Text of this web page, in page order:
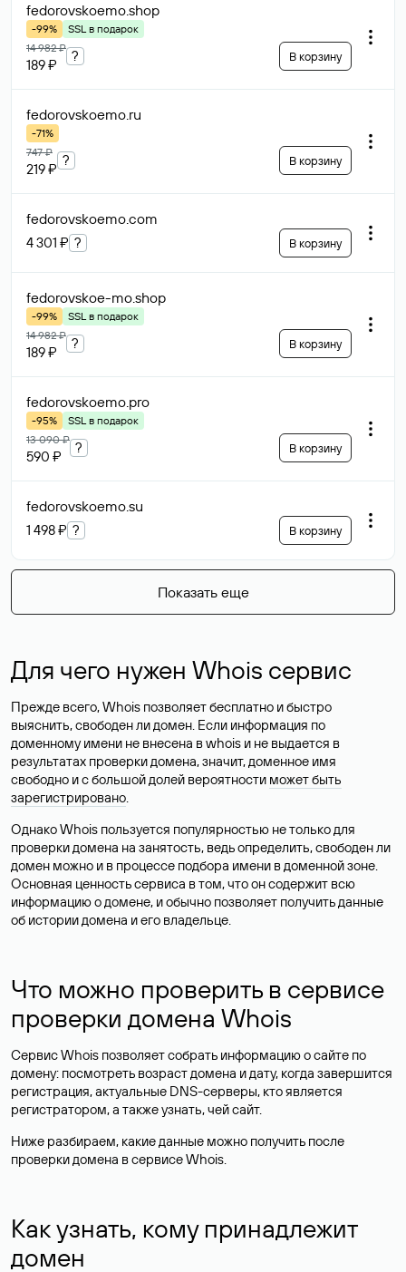
fedorovskoemo.shop
-99%
SSL в подарок
14 982 ₽
189 ₽
? В корзину
fedorovskoemo.ru
-71%
747 ₽
219 ₽
? В корзину
fedorovskoemo.com
4 301 ₽ ? В корзину
fedorovskoe-mo.shop
-99%
SSL в подарок
14 982 ₽
189 ₽
? В корзину
fedorovskoemo.pro
-95%
SSL в подарок
13 090 ₽
590 ₽
? В корзину
fedorovskoemo.su
1 498 ₽ ? В корзину
Показать еще
Для чего нужен Whois сервис
Прежде всего, Whois позволяет бесплатно и быстро
выяснить, свободен ли домен. Если информация по
доменному имени не внесена в whois и не выдается в
результатах проверки домена, значит, доменное имя
свободно и с большой долей вероятности может быть
зарегистрировано.
Однако Whois пользуется популярностью не только для
проверки домена на занятость, ведь определить, свободен ли
домен можно и в процессе подбора имени в доменной зоне.
Основная ценность сервиса в том, что он содержит всю
информацию о домене, и обычно позволяет получить данные
об истории домена и его владельце.
Что можно проверить в сервисе
проверки домена Whois
Сервис Whois позволяет собрать информацию о сайте по
домену: посмотреть возраст домена и дату, когда завершится
регистрация, актуальные DNS-серверы, кто является
регистратором, а также узнать, чей сайт.
Ниже разбираем, какие данные можно получить после
проверки домена в сервисе Whois.
Как узнать, кому принадлежит
домен